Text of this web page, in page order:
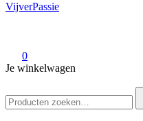
VijverPassie
0
Je winkelwagen
naar: